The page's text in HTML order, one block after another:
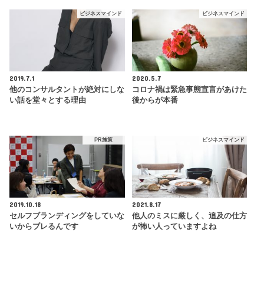
ビジネスマインド
2019.7.1
他のコンサルタントが絶対にしな
い話を堂々とする理由
ビジネスマインド
2020.5.7
コロナ禍は緊急事態宣言があけた
後からが本番
PR施策
2019.10.18
セルフブランディングをしていな
いからブレるんです
ビジネスマインド
2021.8.17
他人のミスに厳しく、追及の仕方
が怖い人っていますよね